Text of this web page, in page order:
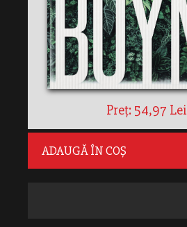
Preț: 54,97 Lei
ADAUGĂ ÎN COȘ